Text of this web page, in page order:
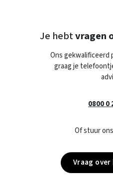
Je hebtvragen
Ons
graag je
0800 0
Of stuur
Vraag